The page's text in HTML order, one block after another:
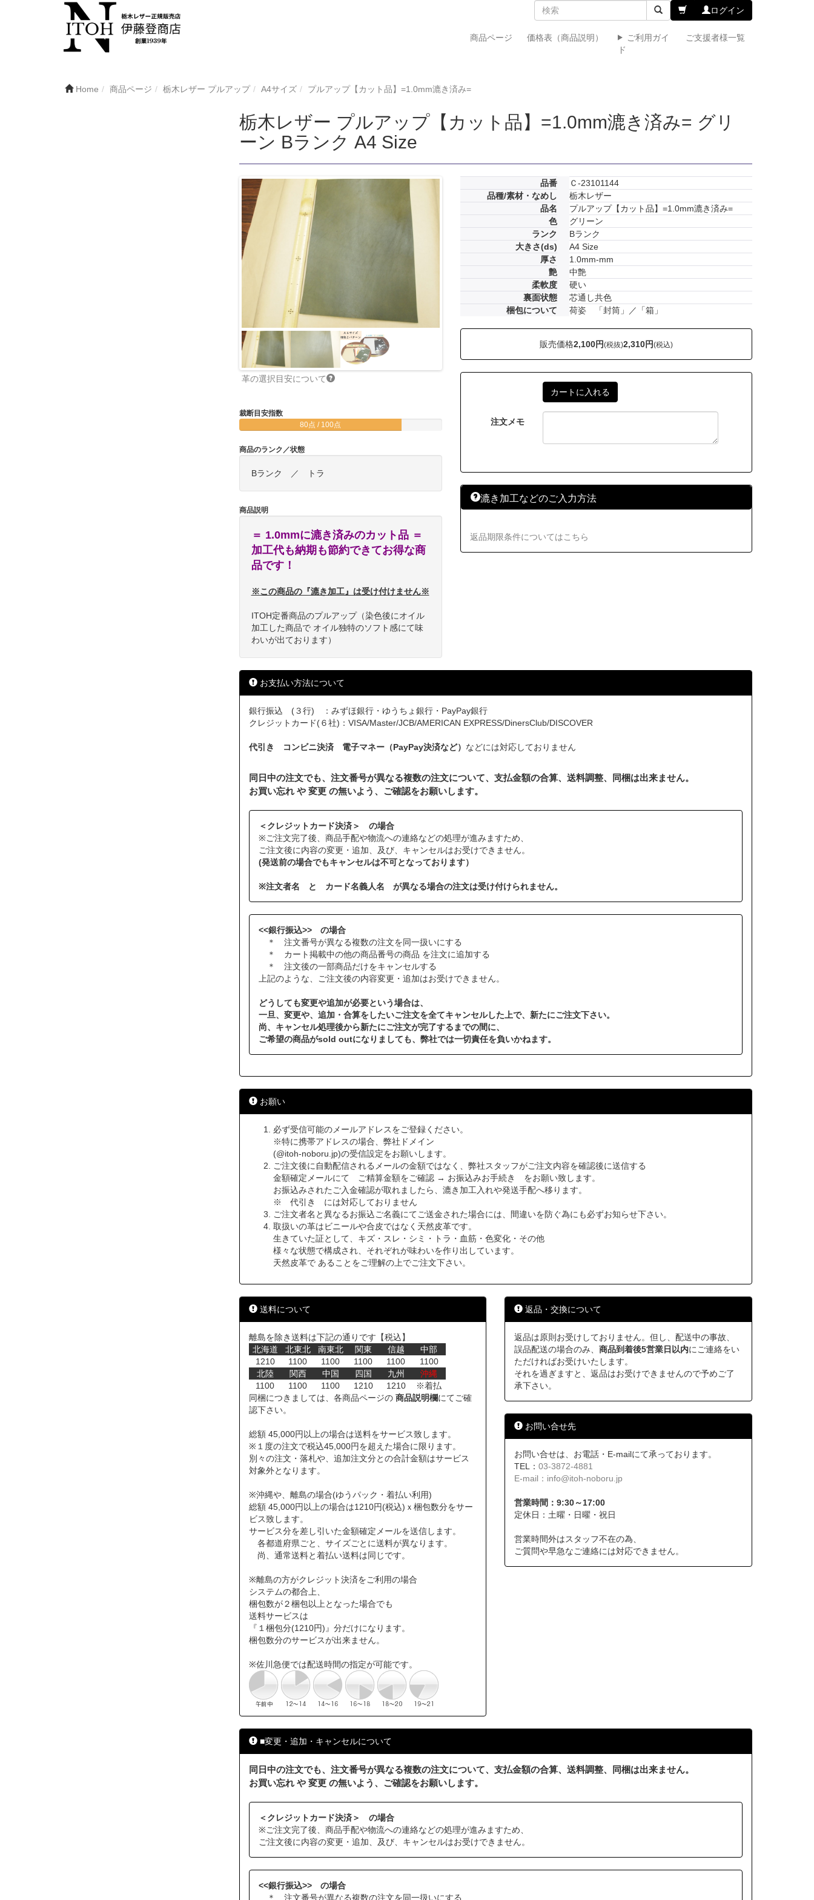
ログイン
商品ページ 価格表（商品説明）
ご利用ガイ
ド
ご支援者様一覧
Home 商品ページ 栃木レザー プルアップ A4サイズ プルアップ【カット品】=1.0mm漉き済み=
栃木レザー プルアップ【カット品】=1.0mm漉き済み= グリ
ーン Bランク A4 Size
革の選択目安について
裁断目安指数
80点 / 100点
商品のランク／状態
Bランク ／ トラ
商品説明
＝ 1.0mmに漉き済みのカット品 ＝
加工代も納期も節約できてお得な商
品です！
※この商品の『漉き加工』は受け付けません※
ITOH定番商品のプルアップ（染色後にオイル
加工した商品で オイル独特のソフト感にて味
わいが出ております）
品番
Ｃ-23101144
品種/素材・なめし
栃木レザー
品名
プルアップ【カット品】=1.0mm漉き済み=
色
グリーン
ランク
Bランク
大きさ(ds)
A4 Size
厚さ
1.0mm-mm
艶
中艶
柔軟度
硬い
裏面状態
芯通し共色
梱包について
荷姿 「封筒」／「箱」
販売価格2,100円(税抜)2,310円(税込)
注文メモ
漉き加工などのご入力方法
返品期限条件についてはこちら
お支払い方法について
銀行振込 (３行) ：みずほ銀行・ゆうちょ銀行・PayPay銀行
クレジットカード(６社)：VISA/Master/JCB/AMERICAN EXPRESS/DinersClub/DISCOVER
代引き コンビニ決済 電子マネー（PayPay決済など） などには対応しておりません
同日中の注文でも、注文番号が異なる複数の注文について、支払金額の合算、送料調整、同梱は出来ません。
お買い忘れ や 変更 の無いよう、ご確認をお願いします。
＜クレジットカード決済＞ の場合
※ご注文完了後、商品手配や物流への連絡などの処理が進みますため、
ご注文後に内容の変更・追加、及び、キャンセルはお受けできません。
(発送前の場合でもキャンセルは不可となっております）
※注文者名 と カード名義人名 が異なる場合の注文は受け付けられません。
<<銀行振込>> の場合
＊ 注文番号が異なる複数の注文を同一扱いにする
＊ カート掲載中の他の商品番号の商品 を注文に追加する
＊ 注文後の一部商品だけをキャンセルする
上記のような、ご注文後の内容変更・追加はお受けできません。
どうしても変更や追加が必要という場合は、
一旦、変更や、追加・合算をしたいご注文を全てキャンセルした上で、新たにご注文下さい。
尚、キャンセル処理後から新たにご注文が完了するまでの間に、
ご希望の商品がsold outになりましても、弊社では一切責任を負いかねます。
お願い
必ず受信可能のメールアドレスをご登録ください。
※特に携帯アドレスの場合、弊社ドメイン
(@itoh-noboru.jp)の受信設定をお願いします。
ご注文後に自動配信されるメールの金額ではなく、弊社スタッフがご注文内容を確認後に送信する
金額確定メールにて ご精算金額をご確認 → お振込みお手続き をお願い致します。
お振込みされたご入金確認が取れましたら、漉き加工入れや発送手配へ移ります。
※ 代引き には対応しておりません
ご注文者名と異なるお振込ご名義にてご送金された場合には、間違いを防ぐ為にも必ずお知らせ下さい。
取扱いの革はビニールや合皮ではなく天然皮革です。
生きていた証として、キズ・スレ・シミ・トラ・血筋・色変化・その他
様々な状態で構成され、それぞれが味わいを作り出しています。
天然皮革で あることをご理解の上でご注文下さい。
送料について
離島を除き送料は下記の通りです【税込】
北海道
北東北 南東北 関東 信越
中部
1210
1100 1100 1100 1100
1100
北陸
関西 中国 四国 九州
沖縄
1100
1100 1100 1210 1210
※着払
同梱につきましては、各商品ページの 商品説明欄にてご確
認下さい。
総額 45,000円以上の場合は送料をサービス致します。
※１度の注文で税込45,000円を超えた場合に限ります。
別々の注文・落札や、追加注文分との合計金額はサービス
対象外となります。
※沖縄や、離島の場合(ゆうパック・着払い利用)
総額 45,000円以上の場合は1210円(税込)ｘ梱包数分をサー
ビス致します。
サービス分を差し引いた金額確定メールを送信します。
各都道府県ごと、サイズごとに送料が異なります。
尚、通常送料と着払い送料は同じです。
※離島の方がクレジット決済をご利用の場合
システムの都合上、
梱包数が２梱包以上となった場合でも
送料サービスは
『１梱包分(1210円)』分だけになります。
梱包数分のサービスが出来ません。
※佐川急便では配送時間の指定が可能です。
返品・交換について
返品は原則お受けしておりません。但し、配送中の事故、
誤品配送の場合のみ、商品到着後5営業日以内にご連絡をい
ただければお受けいたします。
それを過ぎますと、返品はお受けできませんので予めご了
承下さい。
お問い合せ先
お問い合せは、お電話・E-mailにて承っております。
TEL：03-3872-4881
E-mail： info@itoh-noboru.jp
営業時間：9:30～17:00
定休日：土曜・日曜・祝日
営業時間外はスタッフ不在の為、
ご質問や早急なご連絡には対応できません。
■変更・追加・キャンセルについて
同日中の注文でも、注文番号が異なる複数の注文について、支払金額の合算、送料調整、同梱は出来ません。
お買い忘れ や 変更 の無いよう、ご確認をお願いします。
＜クレジットカード決済＞ の場合
※ご注文完了後、商品手配や物流への連絡などの処理が進みますため、
ご注文後に内容の変更・追加、及び、キャンセルはお受けできません。
<<銀行振込>> の場合
＊ 注文番号が異なる複数の注文を同一扱いにする